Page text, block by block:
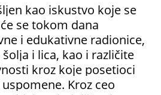
kao iskustvo koje se
se tokom dana
i edukativne radionice,
i lica, kao i različite
kroz koje posetioci
Kroz ceo